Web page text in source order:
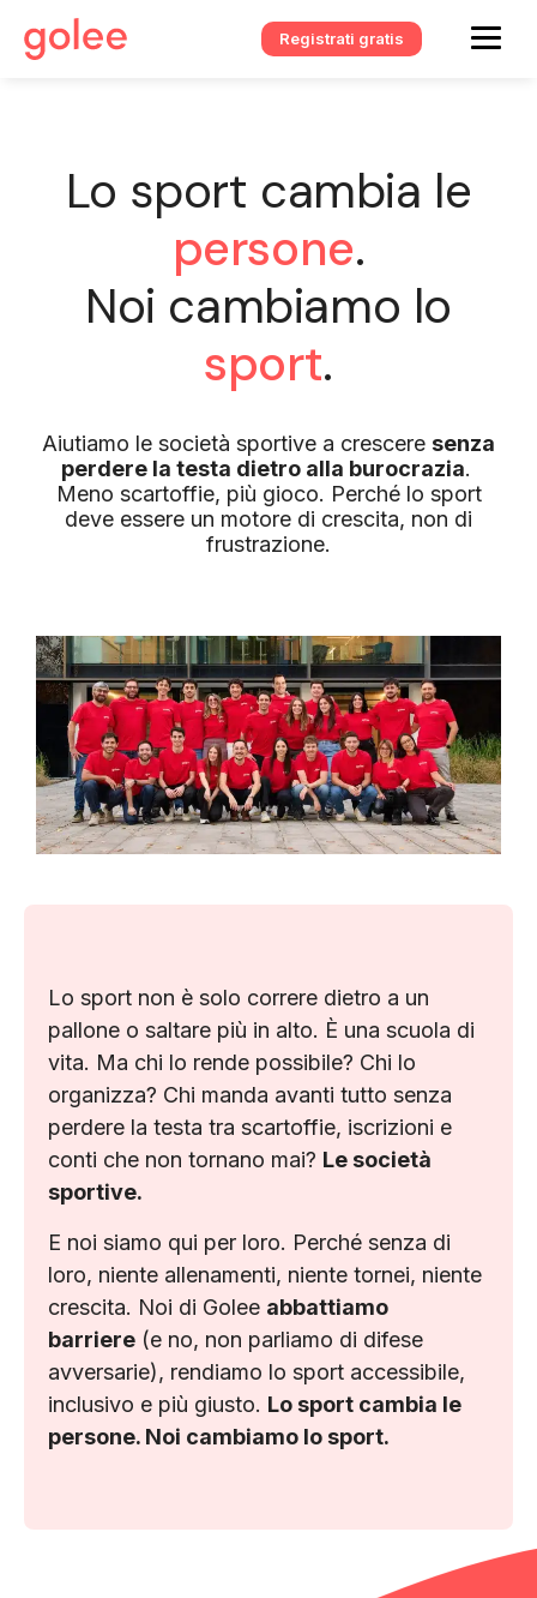
Registrati gratis
Lo sport cambia le
persone.
Noi cambiamo lo
sport.
Aiutiamo le società sportive a crescere senza
perdere la testa dietro alla burocrazia.
Meno scartoffie, più gioco. Perché lo sport
deve essere un motore di crescita, non di
frustrazione.
Lo sport non è solo correre dietro a un
pallone o saltare più in alto. È una scuola di
vita. Ma chi lo rende possibile? Chi lo
organizza? Chi manda avanti tutto senza
perdere la testa tra scartoffie, iscrizioni e
conti che non tornano mai? Le società
sportive.
E noi siamo qui per loro. Perché senza di
loro, niente allenamenti, niente tornei, niente
crescita. Noi di Golee abbattiamo
barriere (e no, non parliamo di difese
avversarie), rendiamo lo sport accessibile,
inclusivo e più giusto. Lo sport cambia le
persone. Noi cambiamo lo sport.